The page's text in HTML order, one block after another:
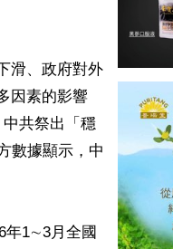
滑、政府對外
因素的影響
共祭出「穩
數據顯示，中
年1∼3月全國